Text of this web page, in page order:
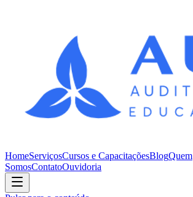
HomeServiçosCursos e CapacitaçõesBlogQuem
SomosContatoOuvidoria